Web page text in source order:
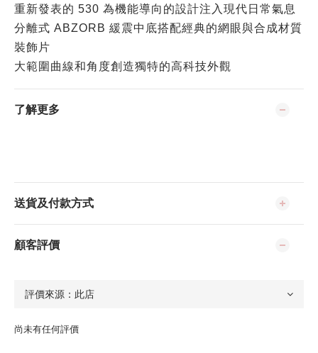
重新發表的 530 為機能導向的設計注入現代日常氣息
分離式 ABZORB 緩震中底搭配經典的網眼與合成材質
裝飾片
大範圍曲線和角度創造獨特的高科技外觀
了解更多
送貨及付款方式
顧客評價
尚未有任何評價